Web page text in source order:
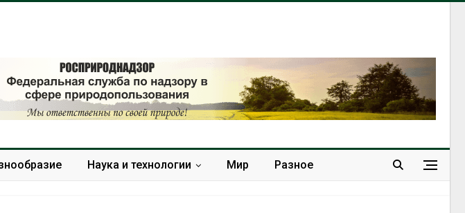
Наука и технологии Мир Разное